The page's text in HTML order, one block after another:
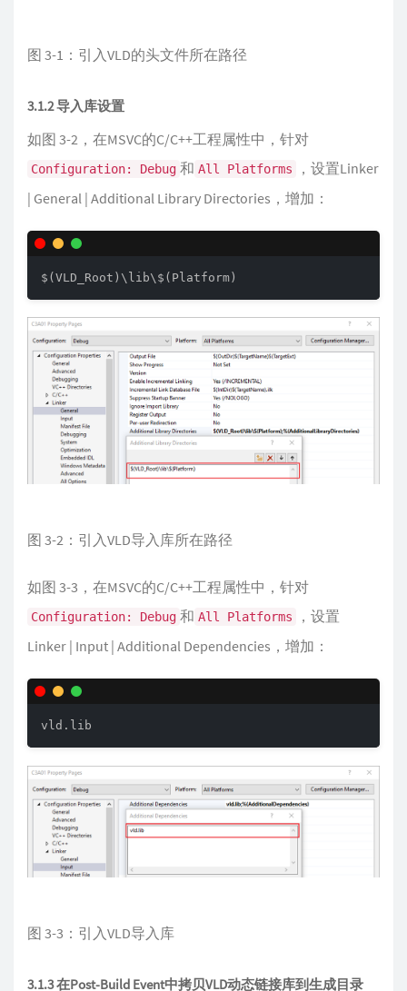
图 3-1：引入VLD的头文件所在路径
3.1.2 导入库设置
如图 3-2，在MSVC的C/C++工程属性中，针对
Configuration: Debug 和 All Platforms
，设置Linker
| General | Additional Library Directories，增加：
$(VLD_Root)\lib\$(Platform)
图 3-2：引入VLD导入库所在路径
如图 3-3，在MSVC的C/C++工程属性中，针对
Configuration: Debug 和 All Platforms
，设置
Linker | Input | Additional Dependencies，增加：
vld.lib
图 3-3：引入VLD导入库
3.1.3 在Post-Build Event中拷贝VLD动态链接库到生成目录